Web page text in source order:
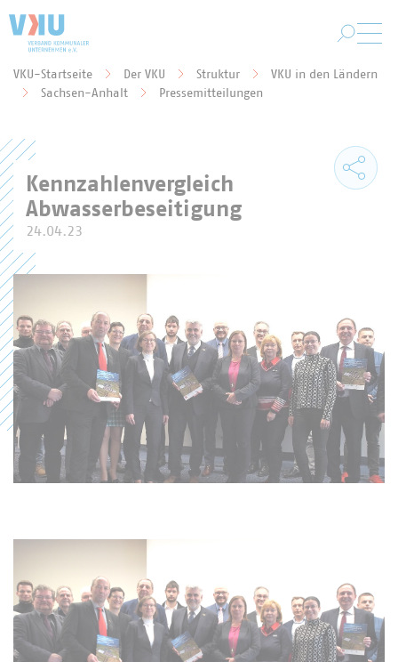
Sie befinden sich hier:
VKU-Startseite Der VKU Struktur
VKU in den Ländern
Sachsen-Anhalt
Pressemitteilungen
Kennzahlenvergleich
Abwasserbeseitigung
24.04.23